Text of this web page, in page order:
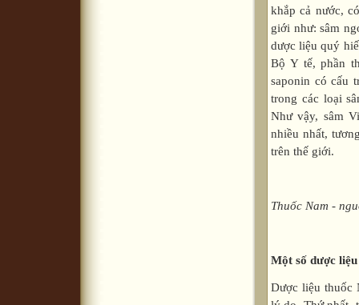
khắp cả nước,
giới như: sâm
dược liệu quý
Bộ Y tế, phần
saponin có cấu
trong các loại
Như vậy, sâm
nhiều nhất,
trên thế giới.
Thuốc Nam -
Một số dược
Dược liệu thuốc